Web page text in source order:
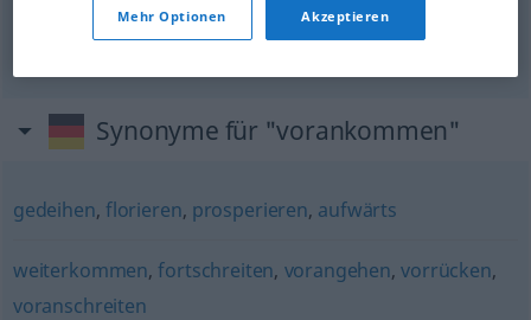
vorankommen
lentamente
Synonyme für "vorankommen"
gedeihen, florieren, prosperieren, aufwärts
weiterkommen,fortschreiten, vorangehen,vorrücken,
voranschreiten
Mehr Optionen Akzeptieren